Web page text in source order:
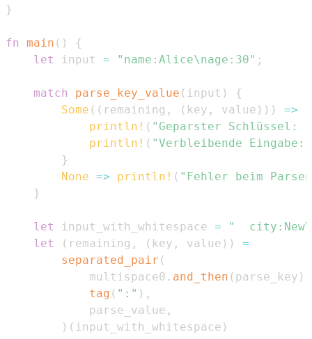
}
fn main ( )
{
let
input = "name:Alice\nage:30" ;
match parse_key_value ( input )
{
Some ( ( remaining , ( key , value ) ) ) =>
println! ( "Geparster
println! ( "Verbleibende
}
None => println! ( "Fehler beim
}
let input_with_whitespace =
"
let
( remaining , ( key , value ) )
=
separated_pair (
            multispace0
. and_then ( parse_key )
tag ( ":" ) ,
            parse_value
,
) ( input_with_whitespace )